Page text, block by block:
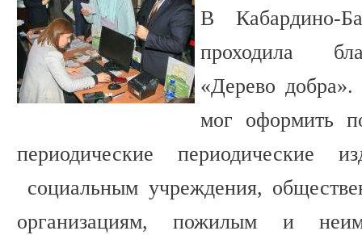
В Кабардино-
проходила
«Дерево
мог оформить
периодические периодические
социальным учреждения,
организациям, пожилым и